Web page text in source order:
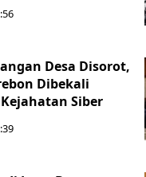
Desa Disorot,
Dibekali
Siber